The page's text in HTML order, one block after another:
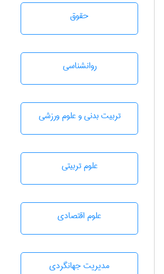
حقوق
روانشناسی
تربيت بدنی و علوم ورزشی
علوم تربيتی
علوم اقتصادی
مديريت جهانگردی